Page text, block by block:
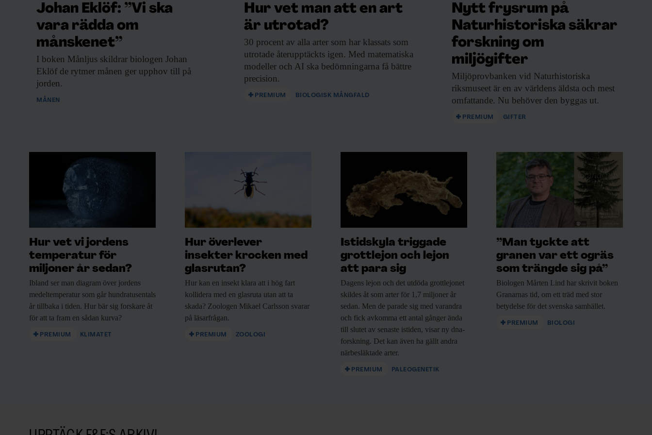
Johan Eklöf: ”Vi ska
vara rädda om
månskenet”
I boken Månljus skildrar biologen Johan
Eklöf de rytmer månen ger upphov till på
jorden.
MÅNEN
Hur vet man att en art
är utrotad?
30 procent av alla arter som har klassats som
utrotade återupptäckts igen. Med matematiska
modeller och AI ska bedömningarna få bättre
precision.
PREMIUM BIOLOGISK MÅNGFALD
Nytt frysrum på
Naturhistoriska säkrar
forskning om
miljögifter
Miljöprovbanken vid Naturhistoriska
riksmuseet är en av världens äldsta och mest
omfattande. Nu behöver den byggas ut.
PREMIUM GIFTER
Hur vet vi jordens
temperatur för
miljoner år sedan?
Ibland ser man diagram över jordens
medeltemperatur som går hundratusentals
år tillbaka i tiden. Hur bär sig forskare åt
för att ta fram en sådan kurva?
PREMIUM KLIMATET
Hur överlever
insekter krocken med
glasrutan?
Hur kan en insekt klara att i hög fart
kollidera med en glasruta utan att ta
skada? Zoologen Mikael Carlsson svarar
på läsarfrågan.
PREMIUM ZOOLOGI
Istidskyla triggade
grottlejon och lejon
att para sig
Dagens lejon och det utdöda grottlejonet
skildes åt som arter för 1,7 miljoner år
sedan. Men de parade sig med varandra
och fick avkomma ett antal gånger ända
till slutet av senaste istiden, visar ny dna-
forskning. Det kan även ha gällt andra
närbesläktade arter.
PREMIUM PALEOGENETIK
”Man tyckte att
granen var ett ogräs
som trängde sig på”
Biologen Mårten Lind har skrivit boken
Granarnas tid, om ett träd med stor
betydelse för det svenska samhället.
PREMIUM BIOLOGI